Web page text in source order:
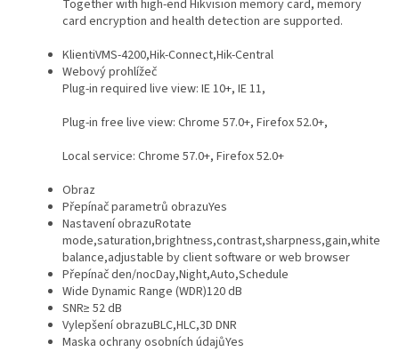
Together with high-end Hikvision memory card, memory
card encryption and health detection are supported.
KlientiVMS-4200,Hik-Connect,Hik-Central
Webový prohlížeč
Plug-in required live view: IE 10+, IE 11,
Plug-in free live view: Chrome 57.0+, Firefox 52.0+,
Local service: Chrome 57.0+, Firefox 52.0+
Obraz
Přepínač parametrů obrazuYes
Nastavení obrazuRotate
mode,saturation,brightness,contrast,sharpness,gain,white
balance,adjustable by client software or web browser
Přepínač den/nocDay,Night,Auto,Schedule
Wide Dynamic Range (WDR)120 dB
SNR≥ 52 dB
Vylepšení obrazuBLC,HLC,3D DNR
Maska ochrany osobních údajůYes